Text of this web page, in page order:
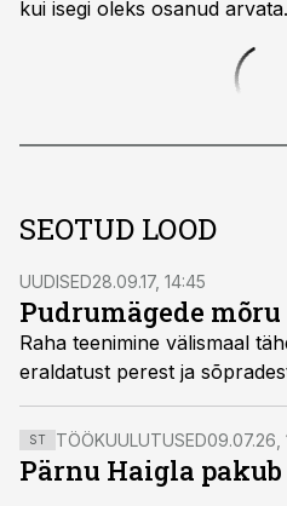
kui isegi oleks osanud arvata.
SEOTUD LOOD
UUDISED28.09.17, 14:45
Pudrumägede
Raha teenimine välismaal
eraldatust perest ja
ST TÖÖKUULUTUSED09.07.26,
Pärnu Haigla